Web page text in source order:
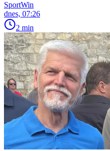
SportWin
dnes, 07:26
2 min